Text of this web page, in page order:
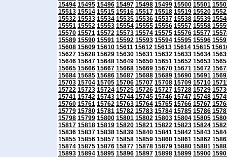
15494 15495 15496 15497 15498 15499 15500 15501
15513 15514 15515 15516 15517 15518 15519 15520
15532 15533 15534 15535 15536 15537 15538 15539
15551 15552 15553 15554 15555 15556 15557 15558
15570 15571 15572 15573 15574 15575 15576 15577
15589 15590 15591 15592 15593 15594 15595 15596
15608 15609 15610 15611 15612 15613 15614 15615
15627 15628 15629 15630 15631 15632 15633 15634
15646 15647 15648 15649 15650 15651 15652 15653
15665 15666 15667 15668 15669 15670 15671 15672
15684 15685 15686 15687 15688 15689 15690 15691
15703 15704 15705 15706 15707 15708 15709 15710
15722 15723 15724 15725 15726 15727 15728 15729
15741 15742 15743 15744 15745 15746 15747 15748
15760 15761 15762 15763 15764 15765 15766 15767
15779 15780 15781 15782 15783 15784 15785 15786
15798 15799 15800 15801 15802 15803 15804 15805
15817 15818 15819 15820 15821 15822 15823 15824
15836 15837 15838 15839 15840 15841 15842 15843
15855 15856 15857 15858 15859 15860 15861 15862
15874 15875 15876 15877 15878 15879 15880 15881
15893 15894 15895 15896 15897 15898 15899 15900